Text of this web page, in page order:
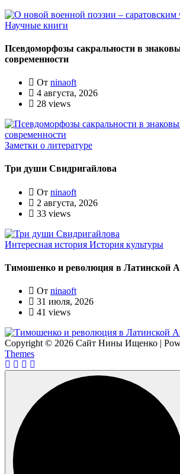
Научные книги
Псевдоморфозы сакральности в
современности
От ninaoft
4 августа, 2026
28 views
Заметки о литературе
Три души Свидригайлова
От ninaoft
2 августа, 2026
33 views
Интересная история История культуры
Тимошенко и революция в Латинской
От ninaoft
31 июля, 2026
41 views
Copyright © 2026 Сайт Нины Ищенко |
Themes